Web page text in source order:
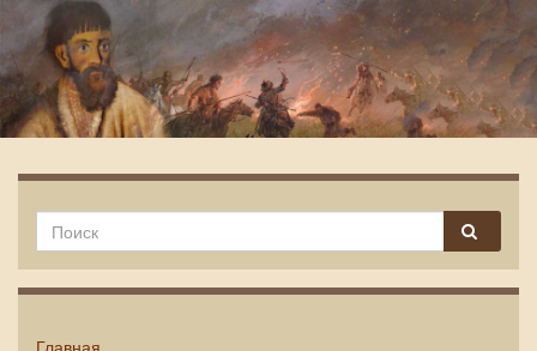
Емельян Пугачев